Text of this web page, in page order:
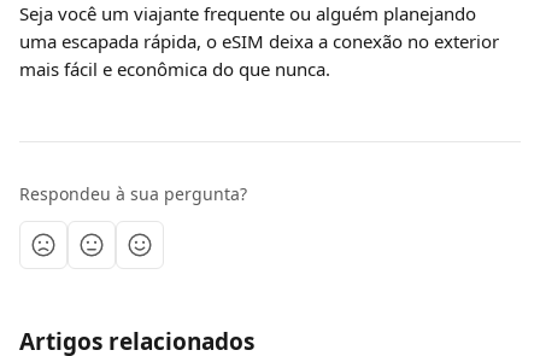
Seja você um viajante frequente ou alguém planejando
uma escapada rápida, o eSIM deixa a conexão no exterior
mais fácil e econômica do que nunca.
Respondeu à sua pergunta?
Artigos relacionados